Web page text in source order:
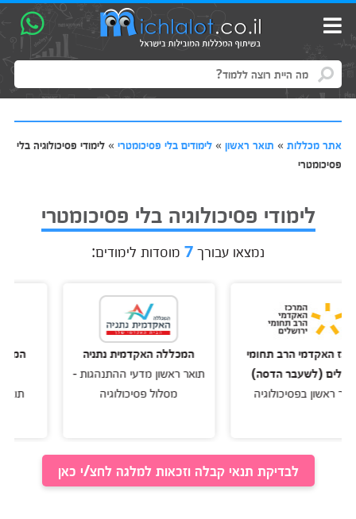
אתר מכללות» תואר ראשון» לימודים בלי פסיכומטרי» לימודי פסיכולוגיה בלי
פסיכומטרי
לימודי פסיכולוגיה בלי פסיכומטרי
נמצאו עבורך7 מוסדות לימודים:
הרב תחומי
הדסה)
בפסיכולוגיה
המכללה האקדמית נתניה
תואר ראשון מדעי ההתנהגות -
מסלול פסיכולוגיה
המכללה
תואר ראשון
לבדיקת תנאי קבלה וזכאות למלגה לחצ/י כאן